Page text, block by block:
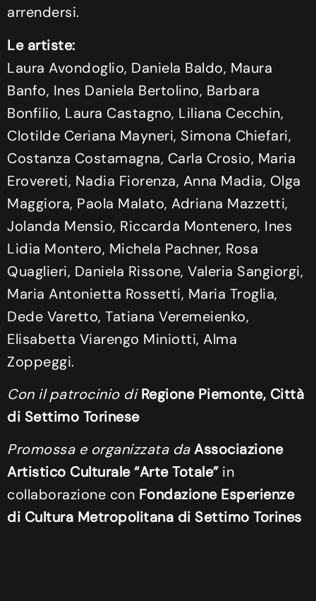
arrendersi.
Le artiste:
Laura Avondoglio, Daniela Baldo, Maura
Banfo, Ines Daniela Bertolino, Barbara
Bonfilio, Laura Castagno, Liliana Cecchin,
Clotilde Ceriana Mayneri, Simona Chiefari,
Costanza Costamagna, Carla Crosio, Maria
Erovereti, Nadia Fiorenza, Anna Madia, Olga
Maggiora, Paola Malato, Adriana Mazzetti,
Jolanda Mensio, Riccarda Montenero, Ines
Lidia Montero, Michela Pachner, Rosa
Quaglieri, Daniela Rissone, Valeria Sangiorgi,
Maria Antonietta Rossetti, Maria Troglia,
Dede Varetto, Tatiana Veremeienko,
Elisabetta Viarengo Miniotti, Alma
Zoppeggi.
Con il patrocinio diRegione Piemonte, Città
di Settimo Torinese
Promossa e organizzata da Associazione
Artistico Culturale “Arte Totale” in
collaborazione con Fondazione Esperienze
di Cultura Metropolitana di Settimo Torines